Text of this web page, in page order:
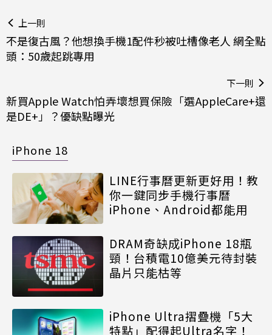
上一則
不是復古風？他想換手機1配件秒被吐槽像老人 網全點
頭：50歲起跳專用
下一則
新買Apple Watch怕弄壞想買保險「選AppleCare+還
是DE+」？優缺點曝光
iPhone 18
LINE行事曆更新更好用！教
你一鍵同步手機行事曆
iPhone、Android都能用
DRAM奇缺成iPhone 18瓶
頸！台積電10億美元待封裝
晶片只能枯等
iPhone Ultra摺疊機「5大
特點」配得起Ultra名字！